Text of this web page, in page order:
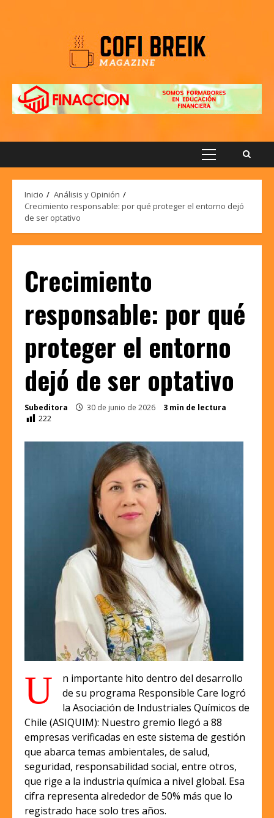
Menú
Inicio
Análisis y Opinión
Crecimiento responsable: por qué proteger el entorno dejó
de ser optativo
Crecimiento
responsable: por qué
proteger el entorno
dejó de ser optativo
Subeditora 30 de junio de 2026
3 min de lectura
222
U
n importante hito dentro del desarrollo
de su programa Responsible Care logró
la Asociación de Industriales Químicos de
Chile (ASIQUIM): Nuestro gremio llegó a 88
empresas verificadas en este sistema de gestión
que abarca temas ambientales, de salud,
seguridad, responsabilidad social, entre otros,
que rige a la industria química a nivel global. Esa
cifra representa alrededor de 50% más que lo
registrado hace solo tres años.